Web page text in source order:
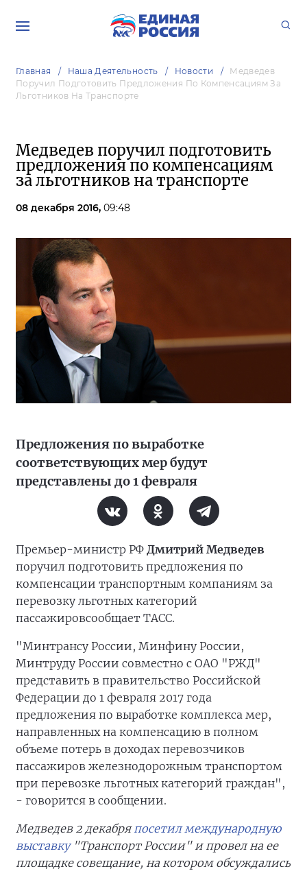
Главная Наша Деятельность Новости
Медведев
Поручил Подготовить Предложения По Компенсациям За
Льготников На Транспорте
Медведев поручил подготовить
предложения по компенсациям
за льготников на транспорте
08 декабря 2016, 09:48
Предложения по выработке
соответствующих мер будут
представлены до 1 февраля
Премьер-министр РФ Дмитрий Медведев
поручил подготовить предложения по
компенсации транспортным компаниям за
перевозку льготных категорий
пассажировсообщает ТАСС.
"Минтрансу России, Минфину России,
Минтруду России совместно с ОАО "РЖД"
представить в правительство Российской
Федерации до 1 февраля 2017 года
предложения по выработке комплекса мер,
направленных на компенсацию в полном
объеме потерь в доходах перевозчиков
пассажиров железнодорожным транспортом
при перевозке льготных категорий граждан",
- говорится в сообщении.
Медведев 2 декабряпосетил международную
выставку"Транспорт России" и провел на ее
площадке совещание, на котором обсуждались